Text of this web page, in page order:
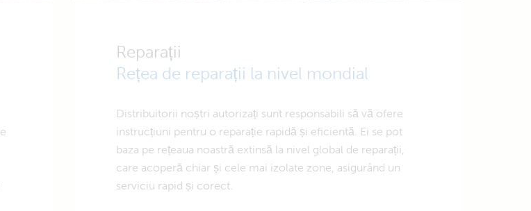
Reparații
Rețea de reparații la nivel mondial
Distribuitorii noștri autorizați sunt responsabili să vă ofere
instrucțiuni pentru o reparație rapidă și eficientă. Ei se pot
baza pe rețeaua noastră extinsă la nivel global de reparații,
care acoperă chiar și cele mai izolate zone, asigurând un
serviciu rapid și corect.